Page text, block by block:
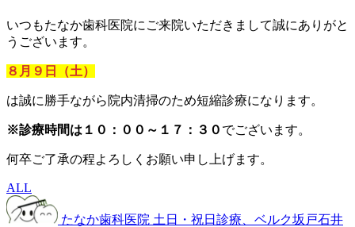
いつもたなか歯科医院にご来院いただきまして誠にありがと
うございます。
８月９日（土）
は誠に勝手ながら院内清掃のため短縮診療になります。
※診療時間は１０：００～１７：３０ でございます。
何卒ご了承の程よろしくお願い申し上げます。
ALL
たなか歯科医院 土日・祝日診療、ベルク坂戸石井